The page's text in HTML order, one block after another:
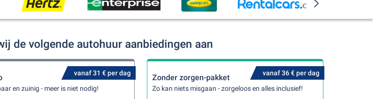
de volgende autohuur aanbiedingen aan
vanaf 31 € per dag
en zuinig - meer is niet nodig!
vanaf 36 € per dag
Zonder zorgen-pakket
Zo kan niets misgaan - zorgeloos en alles inclusief!